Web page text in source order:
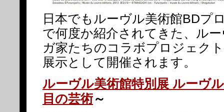
日本でもルーヴル美術館BDプ
で何度か紹介されてきた、ル
ガ家たちのコラボプロジェク
展示として開催されます。
ルーヴル美術館特別展 ルーヴ
目の芸術～